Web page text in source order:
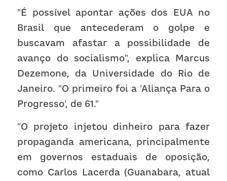
"É possível apontar ações dos EUA no
Brasil que antecederam o golpe e
buscavam afastar a possibilidade de
avanço do socialismo", explica Marcus
Dezemone, da Universidade do Rio de
Janeiro. "O primeiro foi a 'Aliança Para o
Progresso', de 61."
"O projeto injetou dinheiro para fazer
propaganda americana, principalmente
em governos estaduais de oposição,
como Carlos Lacerda (Guanabara, atual